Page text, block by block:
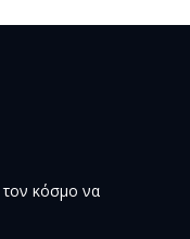
κόσμο να